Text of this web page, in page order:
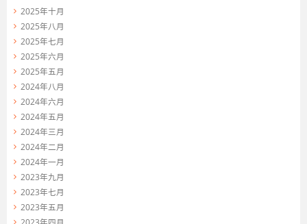
2025年十月
2025年八月
2025年七月
2025年六月
2025年五月
2024年八月
2024年六月
2024年五月
2024年三月
2024年二月
2024年一月
2023年九月
2023年七月
2023年五月